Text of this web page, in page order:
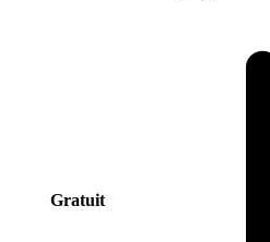
Gratuit